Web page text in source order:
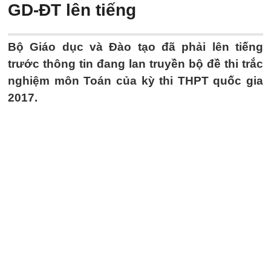
GD-ĐT lên tiếng
Bộ Giáo dục và Đào tạo đã phải lên tiếng
trước thông tin đang lan truyền bộ đề thi trắc
nghiệm môn Toán của kỳ thi THPT quốc gia
2017.